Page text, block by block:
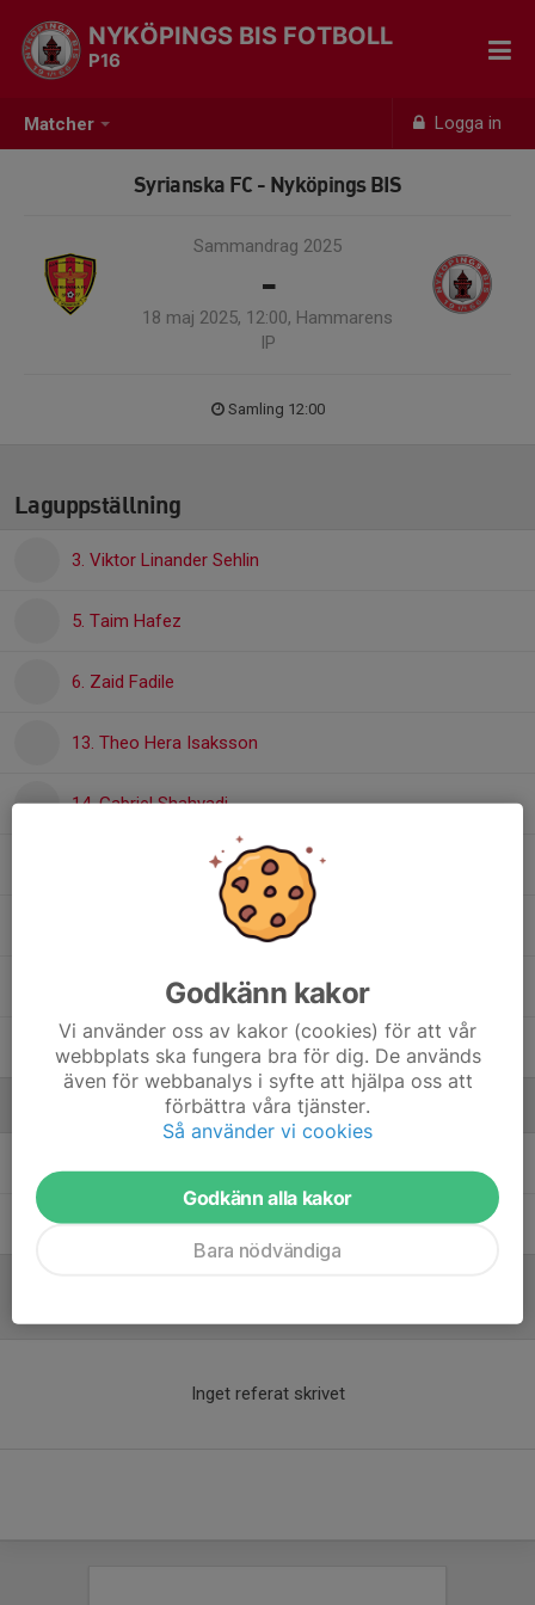
Matcher Logga in
NYKÖPINGS BIS FOTBOLL
P16
Syrianska FC - Nyköpings BIS
Sammandrag 2025
-
18 maj 2025, 12:00, Hammarens
IP
Samling 12:00
Laguppställning
3. Viktor Linander Sehlin
5. Taim Hafez
6. Zaid Fadile
13. Theo Hera Isaksson
14. Gabriel Shahyadi
16. Sixten Holmgren Söderberg
31. Holger Grönroos
38. Valter Andrén
Pontus AndrénTränare
Inget referat skrivet
Godkänn kakor
Vi använder oss av kakor (cookies) för att vår
webbplats ska fungera bra för dig. De används
även för webbanalys i syfte att hjälpa oss att
förbättra våra tjänster.
Så använder vi cookies
Godkänn alla kakor
Bara nödvändiga